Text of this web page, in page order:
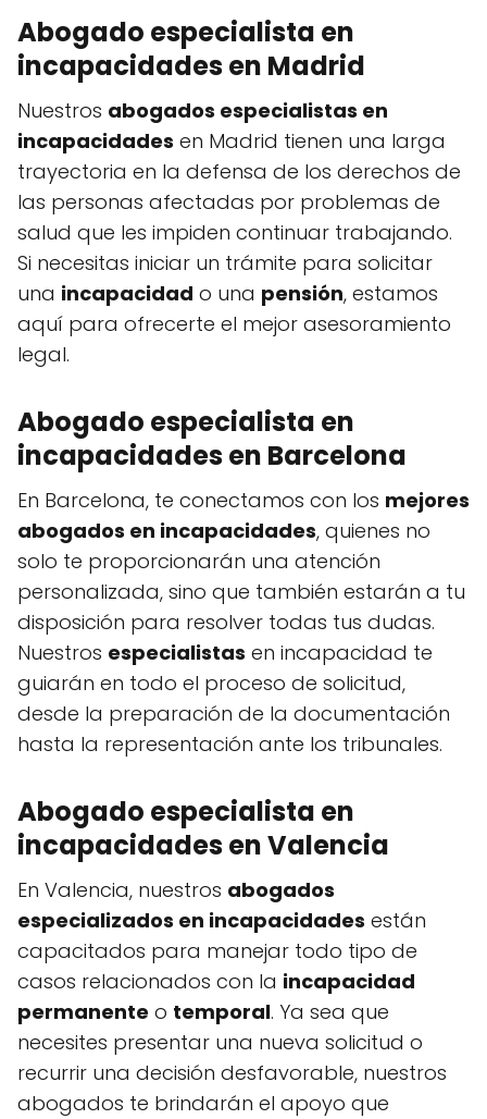
Abogado especialista en
incapacidades en Madrid
Nuestros abogados especialistas en
incapacidades en Madrid tienen una larga
trayectoria en la defensa de los derechos de
las personas afectadas por problemas de
salud que les impiden continuar trabajando.
Si necesitas iniciar un trámite para solicitar
una incapacidad o una pensión, estamos
aquí para ofrecerte el mejor asesoramiento
legal.
Abogado especialista en
incapacidades en Barcelona
En Barcelona, te conectamos con los mejores
abogados en incapacidades, quienes no
solo te proporcionarán una atención
personalizada, sino que también estarán a tu
disposición para resolver todas tus dudas.
Nuestros especialistas en incapacidad te
guiarán en todo el proceso de solicitud,
desde la preparación de la documentación
hasta la representación ante los tribunales.
Abogado especialista en
incapacidades en Valencia
En Valencia, nuestros abogados
especializados en incapacidades están
capacitados para manejar todo tipo de
casos relacionados con la incapacidad
permanente o temporal. Ya sea que
necesites presentar una nueva solicitud o
recurrir una decisión desfavorable, nuestros
abogados te brindarán el apoyo que